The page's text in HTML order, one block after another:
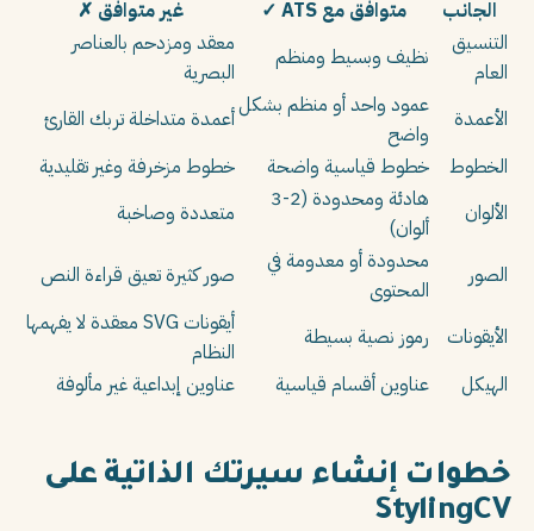
الجانب متوافق مع ATS ✓
غير متوافق ✗
التنسيق
العام
نظيف وبسيط ومنظم
معقد ومزدحم بالعناصر
البصرية
الأعمدة
عمود واحد أو منظم بشكل
واضح
أعمدة متداخلة تربك القارئ
الخطوط
خطوط قياسية واضحة
خطوط مزخرفة وغير تقليدية
الألوان
هادئة ومحدودة (2-3
ألوان)
متعددة وصاخبة
الصور
محدودة أو معدومة في
المحتوى
صور كثيرة تعيق قراءة النص
الأيقونات رموز نصية بسيطة
أيقونات SVG معقدة لا يفهمها
النظام
الهيكل
عناوين أقسام قياسية عناوين إبداعية غير مألوفة
خطوات إنشاء سيرتك الذاتية على
StylingCV